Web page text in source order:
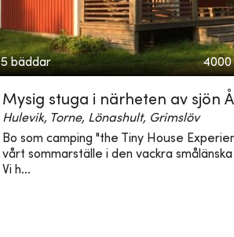
5 bäddar 4000
Mysig stuga i närheten av sjön
Hulevik, Torne, Lönashult, Grimslöv
Bo som camping "the Tiny House
vårt sommarställe i den vackra
Vi h...